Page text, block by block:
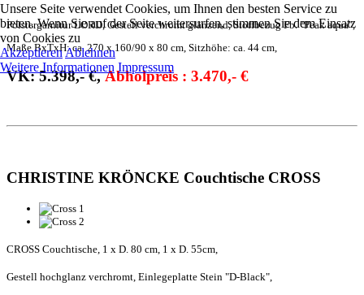
Polstergarnitur LORD, Gestell verchromt glänzend, StoffbezugFb. "Peak aqua",
Maße BxTxH: ca. 270 x 160/90 x 80 cm, Sitzhöhe: ca. 44 cm,
VK: 5.398,- €,Abholpreis : 3.470,- €
CHRISTINE KRÖNCKE Couchtische CROSS
CROSS Couchtische, 1 x D. 80 cm, 1 x D. 55cm,
Gestell hochglanz verchromt, Einlegeplatte Stein "D-Black",
Unsere Seite verwendet Cookies, um Ihnen den besten Service zu
bieten. Wenn Sie auf der Seite weitersurfen, stimmen Sie dem Einsatz
von Cookies zu
AkzeptierenAblehnen
Weitere Informationen Impressum